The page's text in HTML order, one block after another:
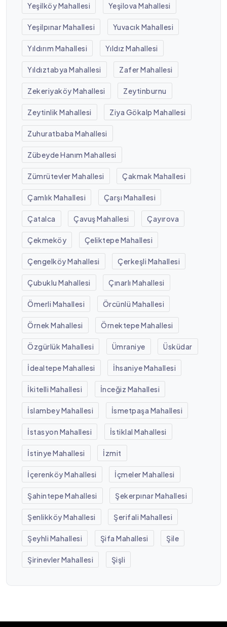
Yeşilköy Mahallesi Yeşilova Mahallesi
Yeşilpınar Mahallesi Yuvacık Mahallesi
Yıldırım Mahallesi Yıldız Mahallesi
Yıldıztabya Mahallesi Zafer Mahallesi
Zekeriyaköy Mahallesi Zeytinburnu
Zeytinlik Mahallesi Ziya Gökalp Mahallesi
Zuhuratbaba Mahallesi
Zübeyde Hanım Mahallesi
Zümrütevler Mahallesi Çakmak Mahallesi
Çamlık Mahallesi Çarşı Mahallesi
Çatalca Çavuş Mahallesi Çayırova
Çekmeköy Çeliktepe Mahallesi
Çengelköy Mahallesi Çerkeşli Mahallesi
Çubuklu Mahallesi Çınarlı Mahallesi
Ömerli Mahallesi Örcünlü Mahallesi
Örnek Mahallesi Örnektepe Mahallesi
Özgürlük Mahallesi Ümraniye Üsküdar
İdealtepe Mahallesi İhsaniye Mahallesi
İkitelli Mahallesi İnceğiz Mahallesi
İslambey Mahallesi İsmetpaşa Mahallesi
İstasyon Mahallesi İstiklal Mahallesi
İstinye Mahallesi İzmit
İçerenköy Mahallesi İçmeler Mahallesi
Şahintepe Mahallesi Şekerpınar Mahallesi
Şenlikköy Mahallesi Şerifali Mahallesi
Şeyhli Mahallesi Şifa Mahallesi Şile
Şirinevler Mahallesi Şişli